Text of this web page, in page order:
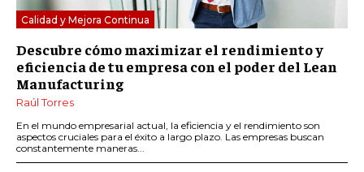
Calidad y Mejora Continua
Descubre cómo maximizar el rendimiento y
eficiencia de tu empresa con el poder del Lean
Manufacturing
Raúl Torres
En el mundo empresarial actual, la eficiencia y el rendimiento son
aspectos cruciales para el éxito a largo plazo. Las empresas buscan
constantemente maneras...